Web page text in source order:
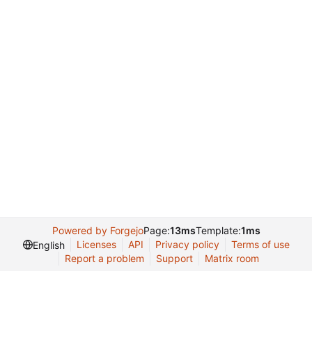
Powered by ForgejoPage:13msTemplate:1ms
English
Licenses API Privacy policy
Terms of use
Report a problem
Support Matrix room